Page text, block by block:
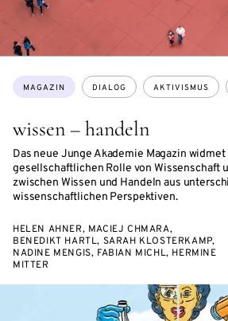
wissen – handeln
Das neue Junge Akademie Magazin
gesellschaftlichen Rolle von Wissenschaft
zwischen Wissen und Handeln aus
wissenschaftlichen Perspektiven.
Themen:
MAGAZIN DIALOG AKTIVISMUS
HELEN AHNER, MACIEJ CHMARA,
BENEDIKT HARTL, SARAH KLOSTERKAMP,
NADINE MENGIS, FABIAN MICHL, HERMINE
MITTER